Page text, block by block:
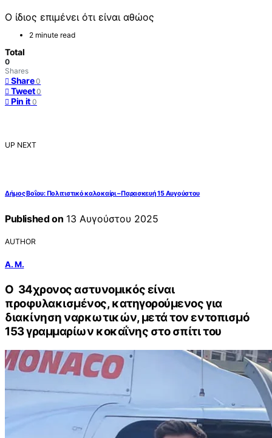
Ο ίδιος επιμένει ότι είναι αθώος
2 minute read
Total
0
Shares
Share 0
Tweet 0
Pin it 0
UP NEXT
Δήμος Βοΐου: Πολιτιστικό καλοκαίρι – Παρασκευή 15 Αυγούστου
Published on 13 Αυγούστου 2025
AUTHOR
Α. Μ.
Ο 34χρονος αστυνομικός είναι
προφυλακισμένος, κατηγορούμενος για
διακίνηση ναρκωτικών, μετά τον εντοπισμό
153 γραμμαρίων κοκαΐνης στο σπίτι του